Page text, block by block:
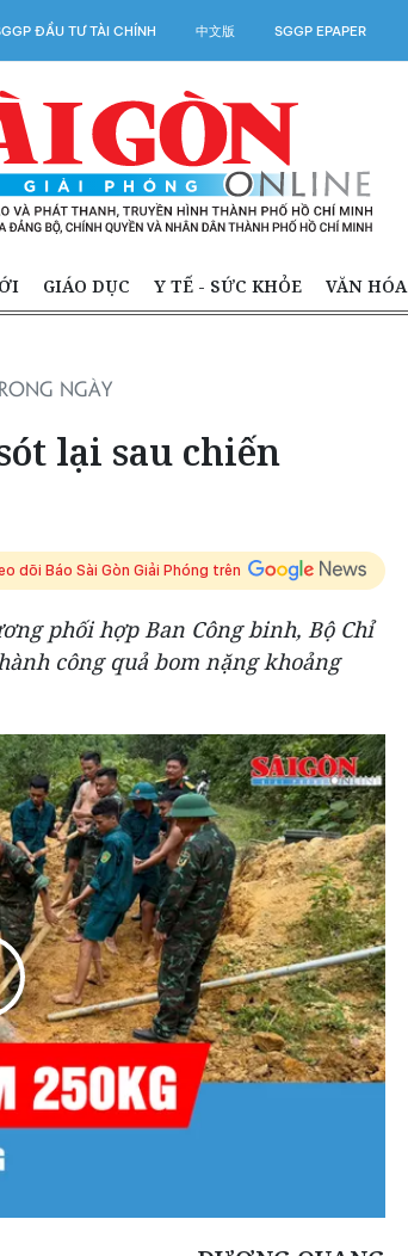
ĐẦU TƯ TÀI CHÍNH 中文版 SGGP EPAPER
GIÁO DỤC Y TẾ - SỨC KHỎE VĂN HÓA
NGÀY
lại sau chiến
dõi Báo Sài Gòn Giải Phóng trên
phối hợp Ban Công binh, Bộ Chỉ
công quả bom nặng khoảng